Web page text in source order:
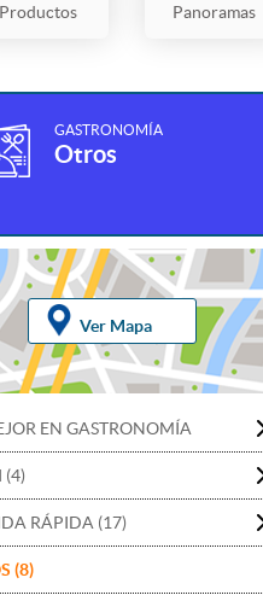
Productos Panoramas
GASTRONOMÍA
Otros
Ver Mapa
EN GASTRONOMÍA
(4)
RÁPIDA (17)
(8)